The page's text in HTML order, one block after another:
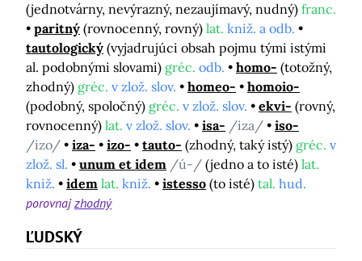
(jednotvárny, nevýrazný, nezaujímavý, nudný) franc.
paritný (rovnocenný, rovný) lat. kniž. a odb.
tautologický (vyjadrujúci obsah pojmu tými istými
al. podobnými slovami) gréc. odb. homo- (totožný,
zhodný) gréc. v zlož. slov. homeo-
homoio-
(podobný, spoločný) gréc. v zlož. slov. ekvi- (rovný,
rovnocenný) lat. v zlož. slov. isa- /iza/
iso-
/izo/
iza- izo- tauto- (zhodný, taký istý) gréc. v
zlož. sl.
unum et idem /ú-/ (jedno a to isté) lat.
kniž.
idem lat. kniž. istesso (to isté) tal. hud.
porovnajzhodný
ĽUDSKÝ